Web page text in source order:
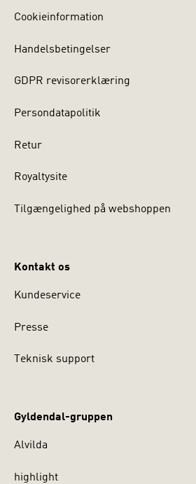
Cookieinformation
Handelsbetingelser
GDPR revisorerklæring
Persondatapolitik
Retur
Royaltysite
Tilgængelighed på webshoppen
Kontakt os
Kundeservice
Presse
Teknisk support
Gyldendal-gruppen
Alvilda
highlight